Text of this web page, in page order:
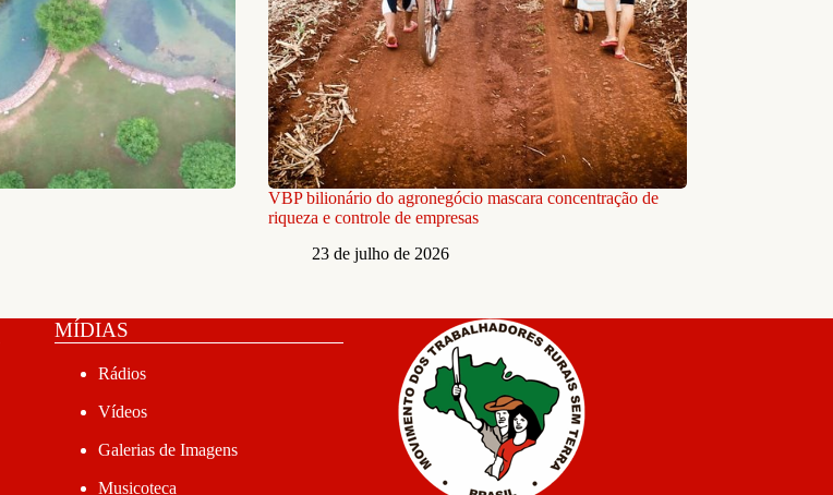
VBP bilionário do agronegócio mascara concentração de
riqueza e controle de empresas
23 de julho de 2026
MÍDIAS
Rádios
Vídeos
Galerias de Imagens
Musicoteca